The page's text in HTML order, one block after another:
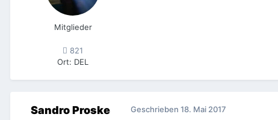
Mitglieder
821
Ort: DEL
Sandro Proske Geschrieben 18. Mai 2017